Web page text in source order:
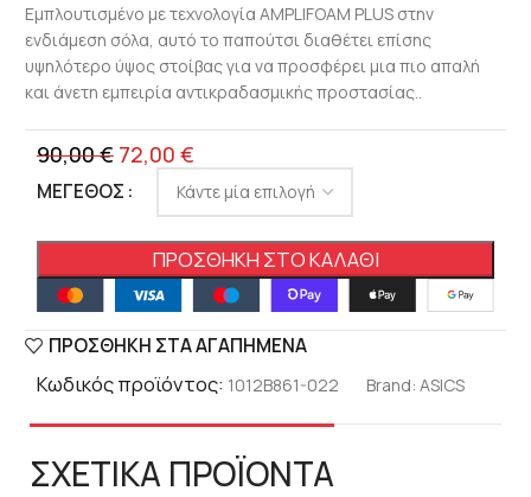
Εμπλουτισμένο με τεχνολογία AMPLIFOAM PLUS στην
ενδιάμεση σόλα, αυτό το παπούτσι διαθέτει επίσης
υψηλότερο ύψος στοίβας για να προσφέρει μια πιο απαλή
και άνετη εμπειρία αντικραδασμικής προστασίας..
90,00€ 72,00 €
ΜΈΓΕΘΟΣ
ΠΡΟΣΘΉΚΗ ΣΤΟ ΚΑΛΆΘΙ
ΠΡΟΣΘΉΚΗ ΣΤΑ ΑΓΑΠΗΜΈΝΑ
Κωδικός προϊόντος: 1012B861-022 Brand: ASICS
ΣΧΕΤΙΚΑ ΠΡΟΪΟΝΤΑ